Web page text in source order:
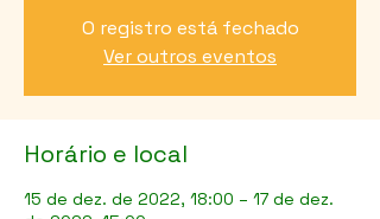
O registro está fechado
Ver outros eventos
Horário e local
15 de dez. de 2022, 18:00 – 17 de dez.